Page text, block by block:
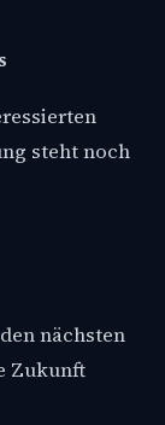
steht noch
nächsten
Zukunft